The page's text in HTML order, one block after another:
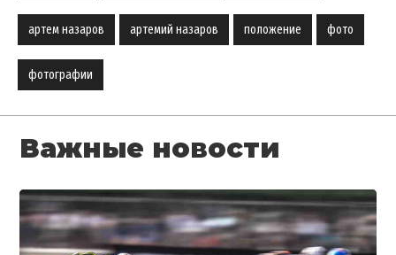
артем назаров артемий назаров положение фото
фотографии
Важные новости